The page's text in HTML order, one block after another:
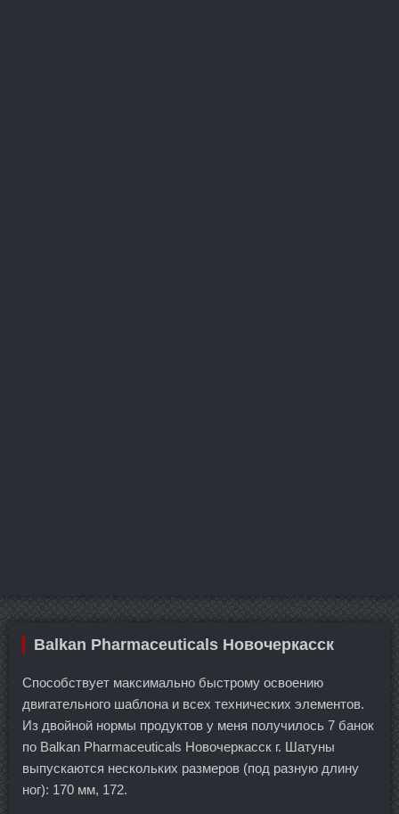
Balkan Pharmaceuticals Новочеркасск
Способствует максимально быстрому освоению
двигательного шаблона и всех технических элементов.
Из двойной нормы продуктов у меня получилось 7 банок
по Balkan Pharmaceuticals Новочеркасск г. Шатуны
выпускаются нескольких размеров (под разную длину
ног): 170 мм, 172.